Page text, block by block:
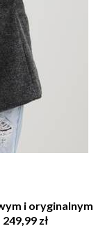
i oryginalnym
zł